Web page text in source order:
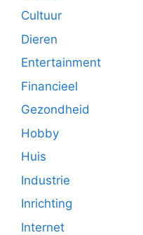
Cultuur
Dieren
Entertainment
Financieel
Gezondheid
Hobby
Huis
Industrie
Inrichting
Internet